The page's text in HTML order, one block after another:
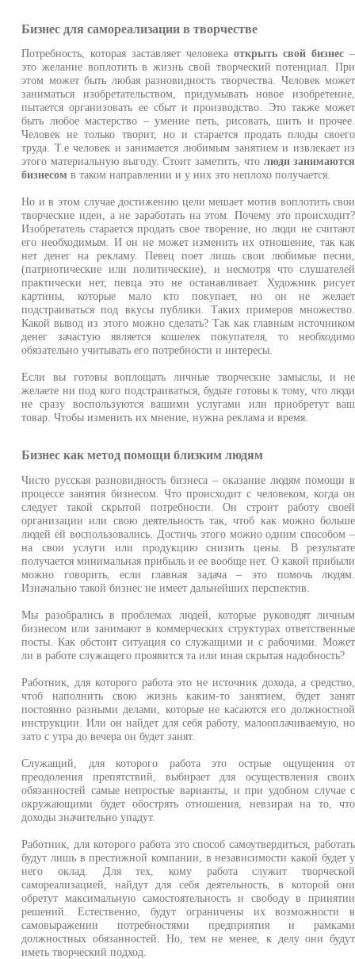
Бизнес для самореализации в творчестве
Потребность, которая заставляет человекаоткрыть свой бизнес –
это желание воплотить в жизнь свой творческий потенциал. При
этом может быть любая разновидность творчества. Человек может
заниматься изобретательством, придумывать новое изобретение,
пытается организовать ее сбыт и производство. Это также может
быть любое мастерство – умение петь, рисовать, шить и прочее.
Человек не только творит, но и старается продать плоды своего
труда. Т.е человек и занимается любимым занятием и извлекает из
этого материальную выгоду. Стоит заметить, что люди занимаются
бизнесом в таком направлении и у них это неплохо получается.
Но и в этом случае достижению цели мешает мотив воплотить свои
творческие идеи, а не заработать на этом. Почему это происходит?
Изобретатель старается продать свое творение, но люди не считают
его необходимым. И он не может изменить их отношение, так как
нет денег на рекламу. Певец поет лишь свои любимые песни,
(патриотические или политические), и несмотря что слушателей
практически нет, певца это не останавливает. Художник рисует
картины, которые мало кто покупает, но он не желает
подстраиваться под вкусы публики. Таких примеров множество.
Какой вывод из этого можно сделать? Так как главным источником
денег зачастую является кошелек покупателя, то необходимо
обязательно учитывать его потребности и интересы.
Если вы готовы воплощать личные творческие замыслы, и не
желаете ни под кого подстраиваться, будьте готовы к тому, что люди
не сразу воспользуются вашими услугами или приобретут ваш
товар. Чтобы изменить их мнение, нужна реклама и время.
Бизнес как метод помощи близким людям
Чисто русская разновидность бизнеса – оказание людям помощи в
процессе занятия бизнесом. Что происходит с человеком, когда он
следует такой скрытой потребности. Он строит работу своей
организации или свою деятельность так, чтоб как можно больше
людей ей воспользовались. Достичь этого можно одним способом –
на свои услуги или продукцию снизить цены. В результате
получается минимальная прибыль и ее вообще нет. О какой прибыли
можно говорить, если главная задача – это помочь людям.
Изначально такой бизнес не имеет дальнейших перспектив.
Мы разобрались в проблемах людей, которые руководят личным
бизнесом или занимают в коммерческих структурах ответственные
посты. Как обстоит ситуация со служащими и с рабочими. Может
ли в работе служащего проявится та или иная скрытая надобность?
Работник, для которого работа это не источник дохода, а средство,
чтоб наполнить свою жизнь каким-то занятием, будет занят
постоянно разными делами, которые не касаются его должностной
инструкции. Или он найдет для себя работу, малооплачиваемую, но
зато с утра до вечера он будет занят.
Служащий, для которого работа это острые ощущения от
преодоления препятствий, выбирает для осуществления своих
обязанностей самые непростые варианты, и при удобном случае с
окружающими будет обострять отношения, невзирая на то, что
доходы значительно упадут.
Работник, для которого работа это способ самоутвердиться, работать
будут лишь в престижной компании, в независимости какой будет у
него оклад. Для тех, кому работа служит творческой
самореализацией, найдут для себя деятельность, в которой они
обретут максимальную самостоятельность и свободу в принятии
решений. Естественно, будут ограничены их возможности в
самовыражении потребностями предприятия и рамками
должностных обязанностей. Но, тем не менее, к делу они будут
иметь творческий подход.